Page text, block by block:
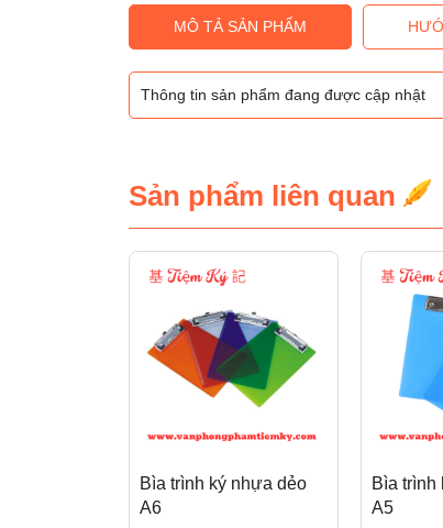
MÔ TẢ SẢN PHẨM
Thông tin sản phẩm đang được cập nhật
Sản phẩm liên quan
Bìa trình ký nhựa dẻo
A6
Bìa trình
A5